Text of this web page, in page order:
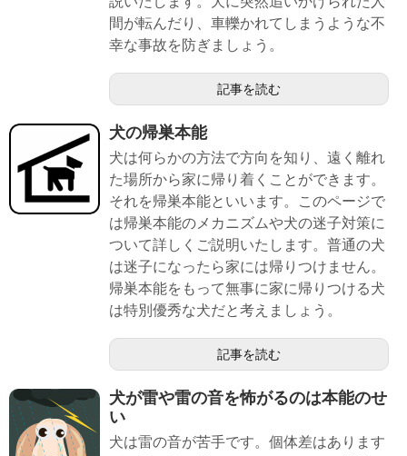
間が転んだり、車轢かれてしまうような不
幸な事故を防ぎましょう。
記事を読む
犬の帰巣本能
犬は何らかの方法で方向を知り、遠く離れ
た場所から家に帰り着くことができます。
それを帰巣本能といいます。このページで
は帰巣本能のメカニズムや犬の迷子対策に
ついて詳しくご説明いたします。普通の犬
は迷子になったら家には帰りつけません。
帰巣本能をもって無事に家に帰りつける犬
は特別優秀な犬だと考えましょう。
記事を読む
犬が雷や雷の音を怖がるのは本能のせ
い
犬は雷の音が苦手です。個体差はあります